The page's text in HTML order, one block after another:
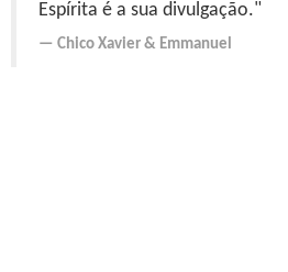
Espírita é a sua divulgação."
Chico Xavier & Emmanuel